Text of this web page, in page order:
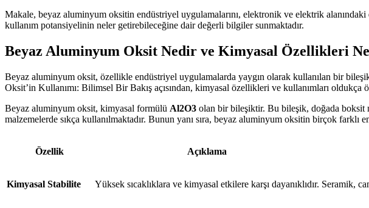
Makale, beyaz aluminyum oksitin endüstriyel uygulamalarını, elektronik ve elektrik
kullanım potansiyelinin neler getirebileceğine dair değerli bilgiler sunmaktadır.
Beyaz Aluminyum Oksit Nedir ve Kimyasal Özellikleri
Beyaz aluminyum oksit, özellikle endüstriyel uygulamalarda yaygın olarak kullanılan bir
Oksit’in Kullanımı: Bilimsel Bir Bakış açısından, kimyasal özellikleri ve kullanımları
Beyaz aluminyum oksit, kimyasal formülü Al2O3 olan bir bileşiktir. Bu bileşik, doğada boksit
malzemelerde sıkça kullanılmaktadır. Bunun yanı sıra, beyaz aluminyum oksitin birçok farklı
Özellik Açıklama
Kimyasal Stabilite Yüksek sıcaklıklara ve kimyasal etkilere karşı dayanıklıdır. Seramik,